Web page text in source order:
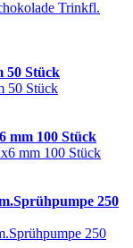
50 Stück
mm 100 Stück
250